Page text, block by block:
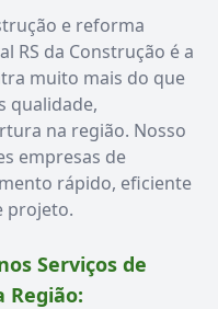
e reforma
RS da Construção é a
muito mais do que
qualidade,
na região. Nosso
empresas de
rápido, eficiente
projeto.
Serviços de
Região: